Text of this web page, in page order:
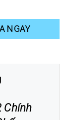
NGAY
Chính